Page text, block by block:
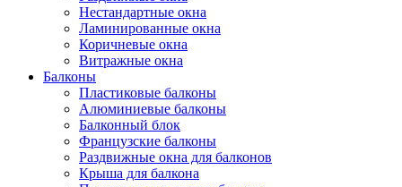
Нестандартные окна
Ламинированные окна
Коричневые окна
Витражные окна
Балконы
Пластиковые балконы
Алюминиевые балконы
Балконный блок
Французские балконы
Раздвижные окна для балконов
Крыша для балкона